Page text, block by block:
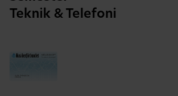
Teknik & Telefoni